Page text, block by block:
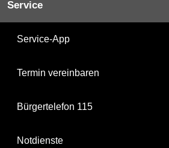
Service
Service-App
Termin vereinbaren
Bürgertelefon 115
Notdienste